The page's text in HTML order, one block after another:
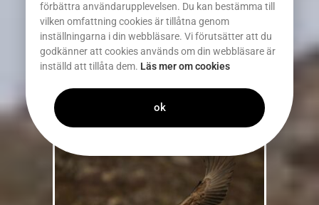
förbättra användarupplevelsen. Du kan bestämma till
vilken omfattning cookies är tillåtna genom
inställningarna i din webbläsare. Vi förutsätter att du
godkänner att cookies används om din webbläsare är
inställd att tillåta dem. Läs mer om cookies
ok